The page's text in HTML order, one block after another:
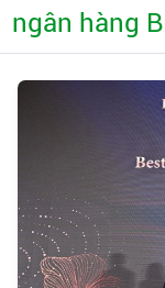
ngân hàng